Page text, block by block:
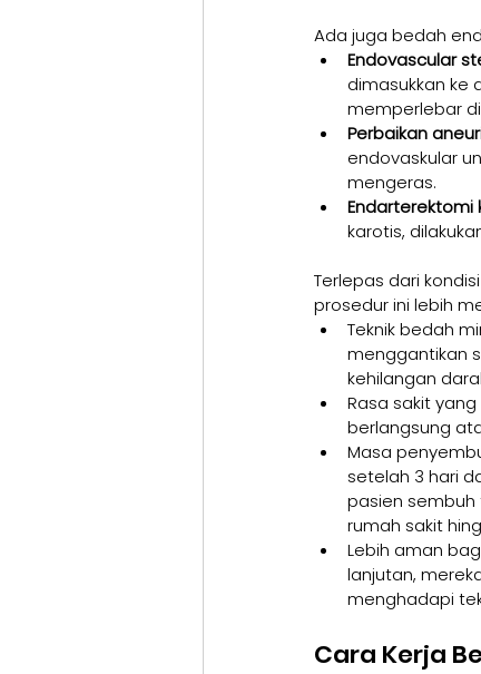
Ada juga bedah
Endovascular
dimasukkan ke
memperlebar
Perbaikan
endovaskular
mengeras.
Endarterektomi
karotis,
Terlepas dari
prosedur ini lebih
Teknik bedah
menggantikan
kehilangan
Rasa sakit
berlangsung
Masa
setelah 3 hari
pasien sembuh
rumah sakit
Lebih aman
lanjutan,
menghadapi
Cara Kerja